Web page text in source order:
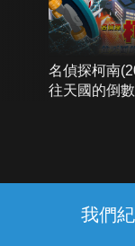
我們
名偵探柯南
往天國的倒